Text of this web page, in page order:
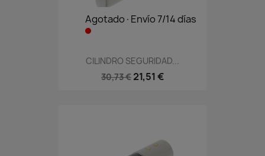
Agotado·Envío 7/14 días
CILINDRO SEGURIDAD...
30,73 € 21,51 €